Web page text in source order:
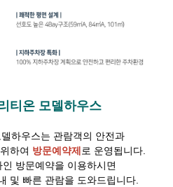
티온 모델하우스
델하우스는 관람객의 안전과
하여 방문예약제 로 운영됩니다.
방문예약을 이용하시면
및 빠른 관람을 도와드립니다.